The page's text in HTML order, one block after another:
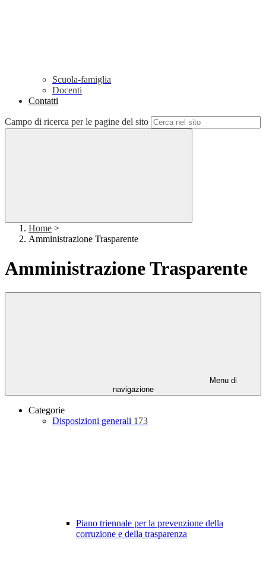
Scuola-famiglia
Docenti
Contatti
Campo di ricerca per le pagine del sito
Home >
Amministrazione Trasparente
Amministrazione Trasparente
Menu di
navigazione
Categorie
Disposizioni generali 173
Piano triennale per la prevenzione della
corruzione e della trasparenza